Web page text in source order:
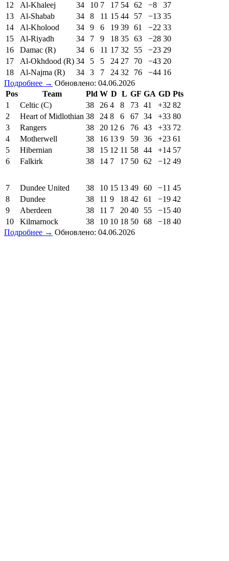
12
Al-Khaleej 34 10 7 17 54 62 −8
37
13
Al-Shabab 34 8 11 15 44 57 −13 35
14
Al-Kholood 34 9 6 19 39 61 −22 33
15
Al-Riyadh 34 7 9 18 35 63 −28 30
16
Damac (R) 34 6 11 17 32 55 −23 29
17
Al-Okhdood (R) 34 5 5 24 27 70 −43 20
18
Al-Najma (R) 34 3 7 24 32 76 −44 16
Подробнее → Обновлено: 04.06.2026
Pos
Team Pld W D L GF GA GD Pts
1
Celtic (C) 38 26 4 8 73 41 +32 82
2
Heart of Midlothian 38 24 8 6 67 34 +33 80
3
Rangers 38 20 12 6 76 43 +33 72
4
Motherwell 38 16 13 9 59 36 +23 61
5
Hibernian 38 15 12 11 58 44 +14 57
6
Falkirk 38 14 7 17 50 62 −12 49
7 Dundee United 38 10 15 13 49 60 −11 45
8
Dundee 38 11 9 18 42 61 −19 42
9
Aberdeen 38 11 7 20 40 55 −15 40
10
Kilmarnock 38 10 10 18 50 68 −18 40
Подробнее → Обновлено: 04.06.2026